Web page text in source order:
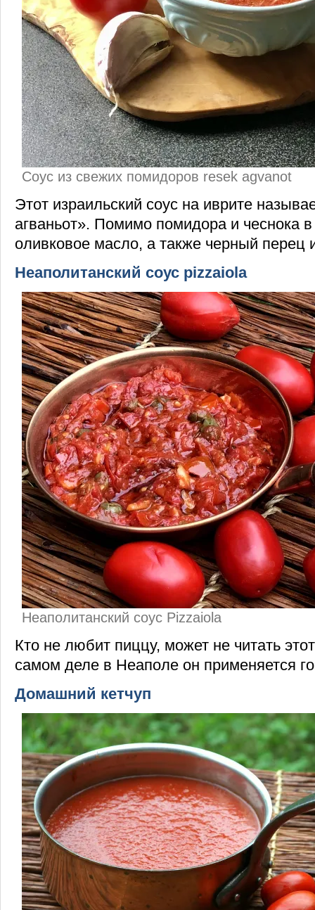
Соус из свежих помидоров resek agvanot
Этот израильский соус на иврите
агваньот». Помимо помидора и чеснока в
оливковое масло, а также черный перец
Неаполитанский соус pizzaiola
Неаполитанский соус Pizzaiola
Кто не любит пиццу, может не читать
самом деле в Неаполе он применяется
Домашний кетчуп